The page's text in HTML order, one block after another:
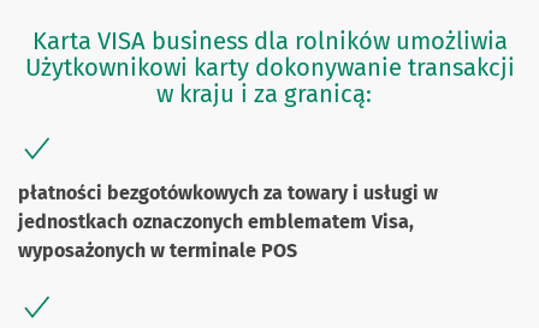
Karta VISA business dla rolników umożliwia
Użytkownikowi karty dokonywanie transakcji
w kraju i za granicą:
płatności bezgotówkowych za towary i usługi w
jednostkach oznaczonych emblematem Visa,
wyposażonych w terminale POS